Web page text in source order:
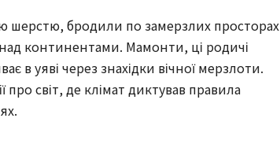
шерстю, бродили по замерзлих просторах
континентами. Мамонти, ці родичі
в уяві через знахідки вічної мерзлоти.
про світ, де клімат диктував правила